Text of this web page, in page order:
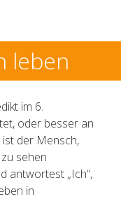
leben
im 6.
oder besser an
ist der Mensch,
sehen
antwortest „Ich“,
in